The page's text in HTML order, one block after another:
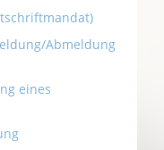
Abmeldung
eines